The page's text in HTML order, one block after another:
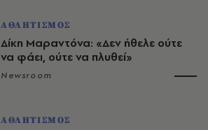
ΑΘΛΗΤΙΣΜΟΣ
Δίκη Μαραντόνα: «Δεν ήθελε ούτε
να φάει, ούτε να πλυθεί»
Newsroom
ΑΘΛΗΤΙΣΜΟΣ